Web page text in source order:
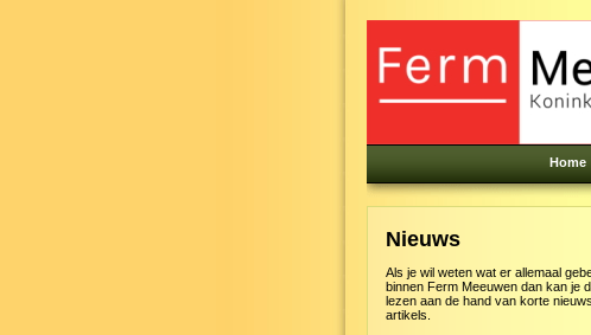
Home
Nieuws
Als je wil weten wat er allemaal
binnen Ferm Meeuwen dan kan je
lezen aan de hand van korte nieuws
artikels.